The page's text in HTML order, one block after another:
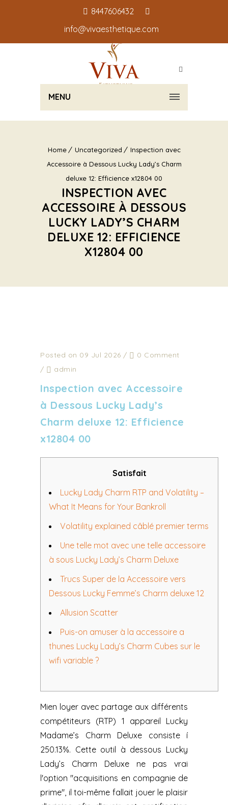
8447606432
info@vivaesthetique.com
MENU
Home Uncategorized
Inspection avec
Accessoire à Dessous Lucky Lady’s Charm
deluxe 12: Efficience x12804 00
INSPECTION AVEC
ACCESSOIRE À DESSOUS
LUCKY LADY’S CHARM
DELUXE 12: EFFICIENCE
X12804 00
Posted on 09 Jul 2026 /
0 Comment
/
admin
Inspection avec Accessoire
à Dessous Lucky Lady’s
Charm deluxe 12: Efficience
x12804 00
Satisfait
Lucky Lady Charm RTP and Volatility –
What It Means for Your Bankroll
Volatility explained câblé premier terms
Une telle mot avec une telle accessoire
à sous Lucky Lady’s Charm Deluxe
Trucs Super de la Accessoire vers
Dessous Lucky Femme’s Charm deluxe 12
Allusion Scatter
Puis-on amuser à la accessoire a
thunes Lucky Lady’s Charm Cubes sur le
wifi variable ?
Mien loyer avec partage aux différents
compétiteurs (RTP) 1 appareil Lucky
Madame’s Charm Deluxe consiste í
250.13%. Cette outil à dessous Lucky
Lady’s Charm Deluxe ne pas vrai
l'option "acquisitions en compagnie de
prime", il toi-même fallait jouer le plaisir